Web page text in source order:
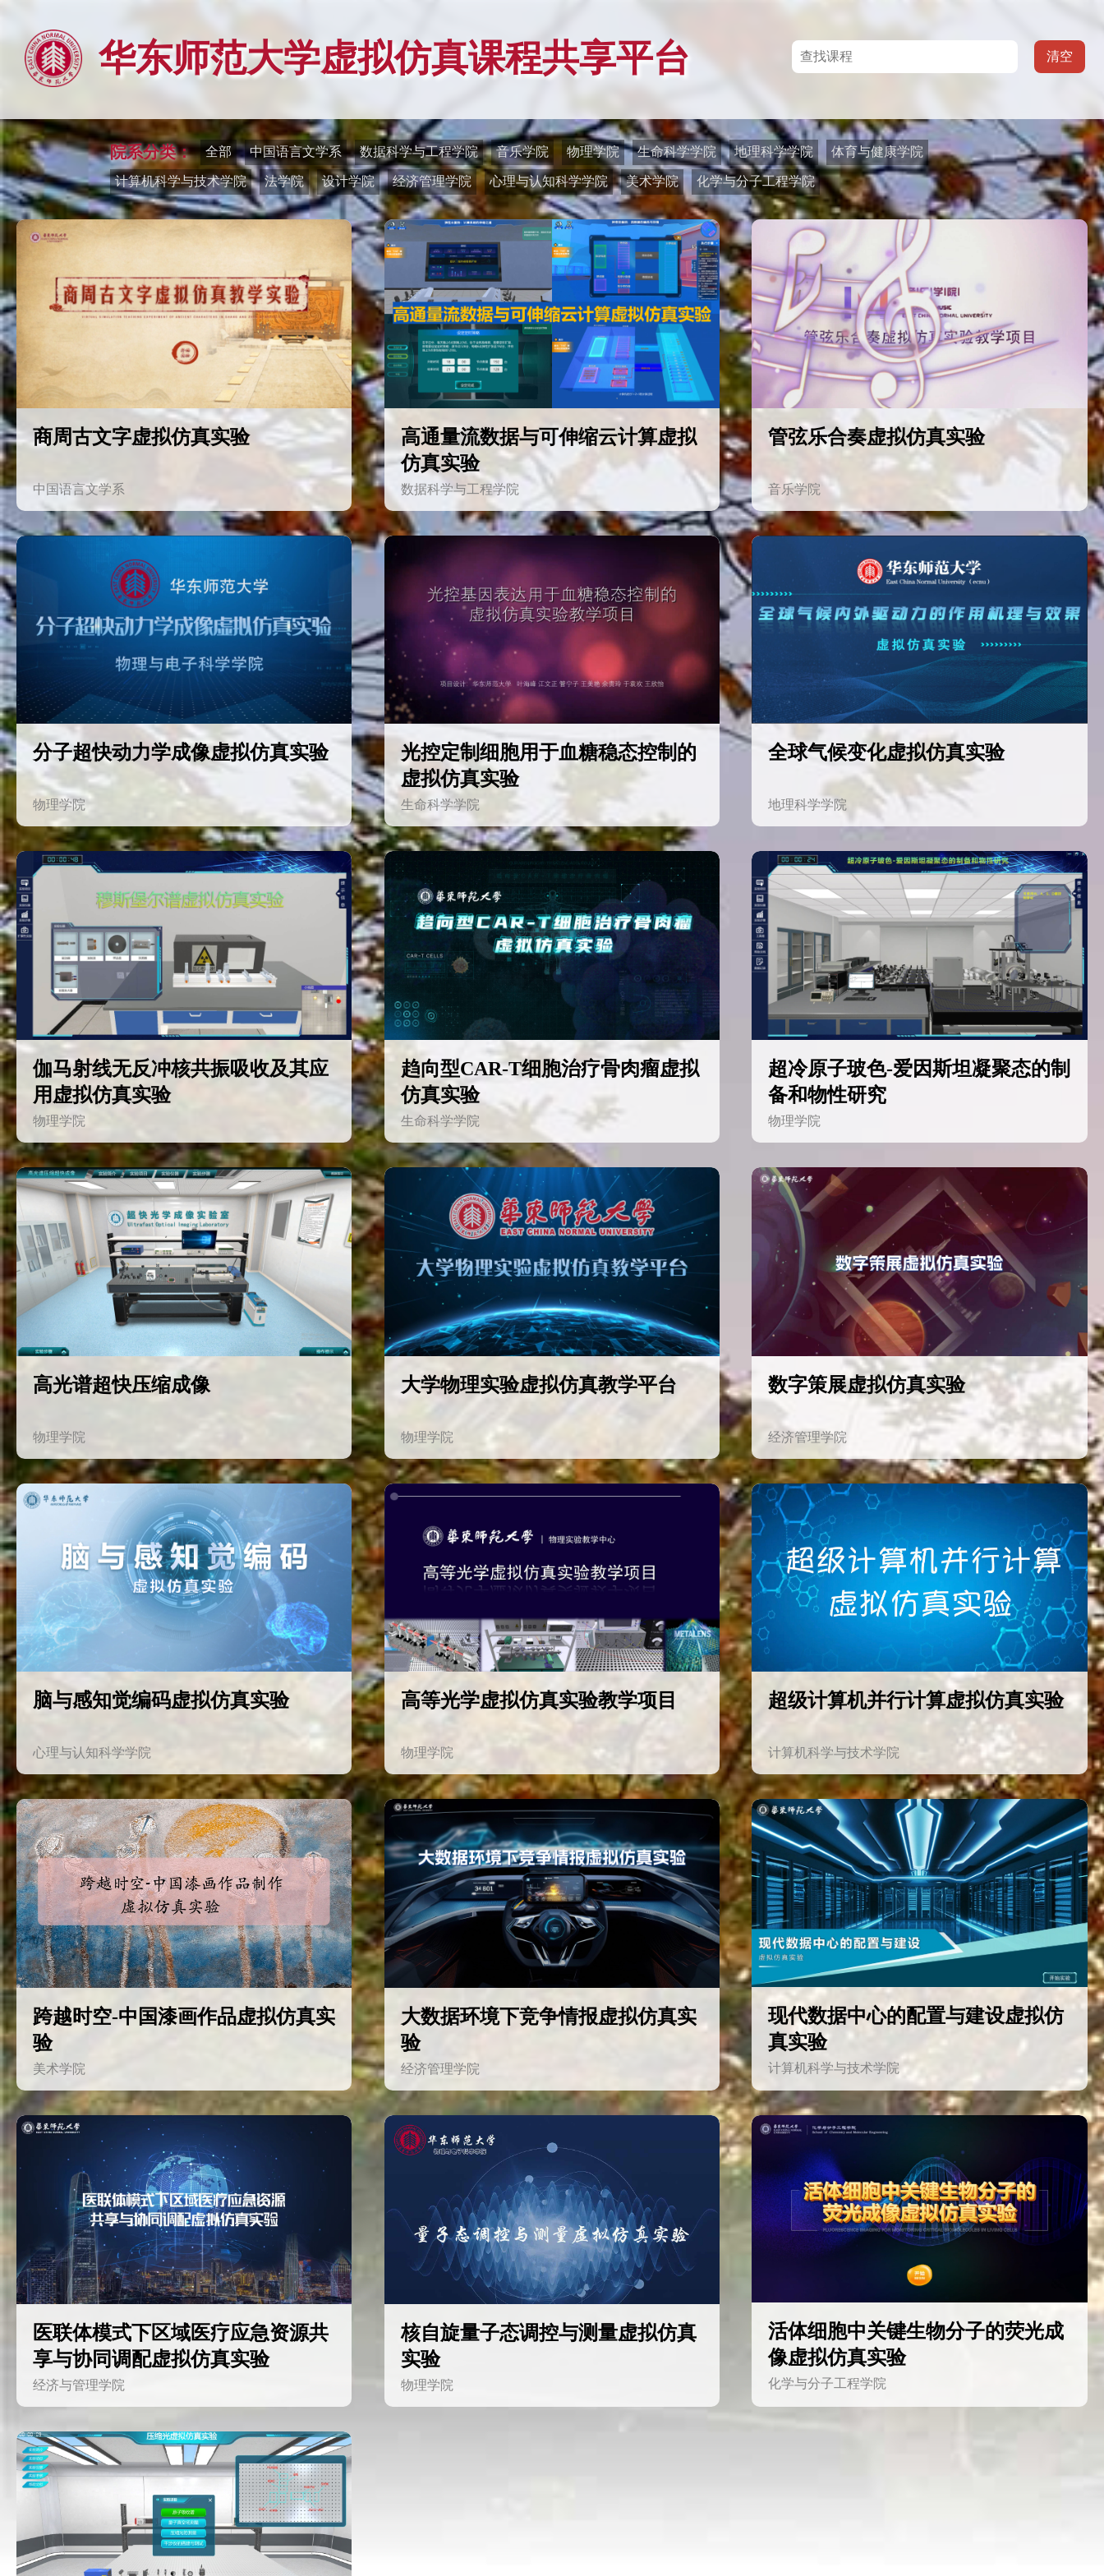
华东师范大学虚拟仿真课程共享平台 清空
院系分类： 全部 中国语言文学系 数据科学与工程学院 音乐学院 物理学院 生命科学学院 地理科学学院 体育与健康学院
计算机科学与技术学院 法学院 设计学院 经济管理学院 心理与认知科学学院 美术学院 化学与分子工程学院
商周古文字虚拟仿真实验
中国语言文学系
高通量流数据与可伸缩云计算虚拟
仿真实验
数据科学与工程学院
管弦乐合奏虚拟仿真实验
音乐学院
分子超快动力学成像虚拟仿真实验
物理学院
光控定制细胞用于血糖稳态控制的
虚拟仿真实验
生命科学学院
全球气候变化虚拟仿真实验
地理科学学院
伽马射线无反冲核共振吸收及其应
用虚拟仿真实验
物理学院
趋向型CAR-T细胞治疗骨肉瘤虚拟
仿真实验
生命科学学院
超冷原子玻色-爱因斯坦凝聚态的制
备和物性研究
物理学院
高光谱超快压缩成像
物理学院
大学物理实验虚拟仿真教学平台
物理学院
数字策展虚拟仿真实验
经济管理学院
脑与感知觉编码虚拟仿真实验
心理与认知科学学院
高等光学虚拟仿真实验教学项目
物理学院
超级计算机并行计算虚拟仿真实验
计算机科学与技术学院
跨越时空-中国漆画作品虚拟仿真实
验
美术学院
大数据环境下竞争情报虚拟仿真实
验
经济管理学院
现代数据中心的配置与建设虚拟仿
真实验
计算机科学与技术学院
医联体模式下区域医疗应急资源共
享与协同调配虚拟仿真实验
经济与管理学院
核自旋量子态调控与测量虚拟仿真
实验
物理学院
活体细胞中关键生物分子的荧光成
像虚拟仿真实验
化学与分子工程学院